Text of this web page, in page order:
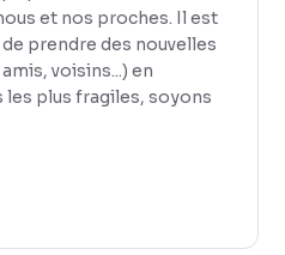
et nos proches. Il est
prendre des nouvelles
voisins...) en
plus fragiles, soyons